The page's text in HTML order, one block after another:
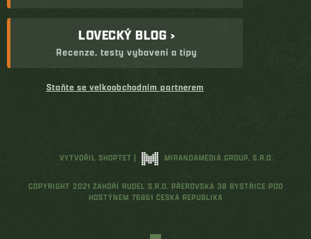
LOVECKÝ BLOG ›
Recenze, testy vybavení a tipy
Staňte se velkoobchodním partnerem
VYTVOŘIL SHOPTET | MIRANDAMEDIA GROUP, S.R.O.
COPYRIGHT 2021 ZÁHOŘÍ RUDEL S.R.O. PŘEROVSKÁ 38 BYSTŘICE POD
HOSTÝNEM 76861 ČESKÁ REPUBLIKA